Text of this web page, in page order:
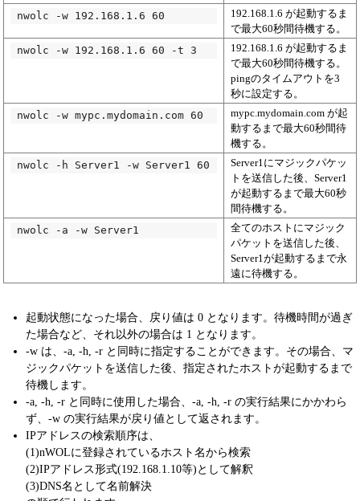
nwolc -w 192.168.1.6 60
192.168.1.6 が起動するま
で最大60秒間待機する。
nwolc -w 192.168.1.6 60 -t 3
192.168.1.6 が起動するま
で最大60秒間待機する。
pingのタイムアウトを3
秒に設定する。
nwolc -w mypc.mydomain.com 60
mypc.mydomain.com が起
動するまで最大60秒間待
機する。
nwolc -h Server1 -w Server1 60
Server1にマジックパケッ
トを送信した後、Server1
が起動するまで最大60秒
間待機する。
nwolc -a -w Server1
全てのホストにマジック
パケットを送信した後、
Server1が起動するまで永
遠に待機する。
起動状態になった場合、戻り値は 0 となります。待機時間が過ぎ
た場合など、それ以外の場合は 1 となります。
-w は、-a, -h, -r と同時に指定することができます。その場合、マ
ジックパケットを送信した後、指定されたホストが起動するまで
待機します。
-a, -h, -r と同時に使用した場合、-a, -h, -r の実行結果にかかわら
ず、-w の実行結果が戻り値として返されます。
IPアドレスの検索順序は、
(1)nWOLに登録されているホスト名から検索
(2)IPアドレス形式(192.168.1.10等)として解釈
(3)DNS名として名前解決